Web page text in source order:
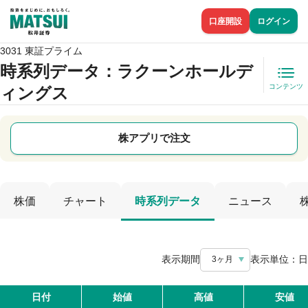
口座開設 ログイン
3031 東証プライム
時系列データ ：ラクーンホールデ
ィングス
コンテンツ
株アプリで注文
株価 チャート 時系列データ ニュース
表示期間 3ヶ月 表示単位： 日
日付 始値 高値 安値